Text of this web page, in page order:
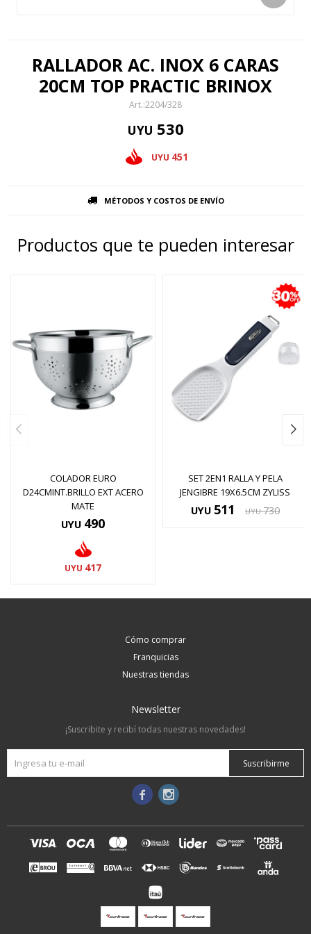
RALLADOR AC. INOX 6 CARAS
20CM TOP PRACTIC BRINOX
2204/328
UYU 530
UYU 451
MÉTODOS Y COSTOS DE ENVÍO
Productos que te pueden interesar
COLADOR EURO
D24CMINT.BRILLO EXT ACERO
MATE
UYU 490
UYU 417
SET 2EN1 RALLA Y PELA
JENGIBRE 19X6.5CM ZYLISS
UYU 511 UYU 730
Cómo comprar
Franquicias
Nuestras tiendas
Newsletter
¡Suscribite y recibí todas nuestras novedades!
Suscribirme
 